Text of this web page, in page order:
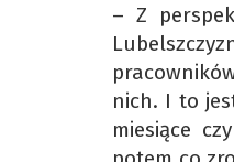
– Z
nich. I to
miesiące